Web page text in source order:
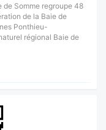
de Somme regroupe 48
de la Baie de
Ponthieu-
régional Baie de